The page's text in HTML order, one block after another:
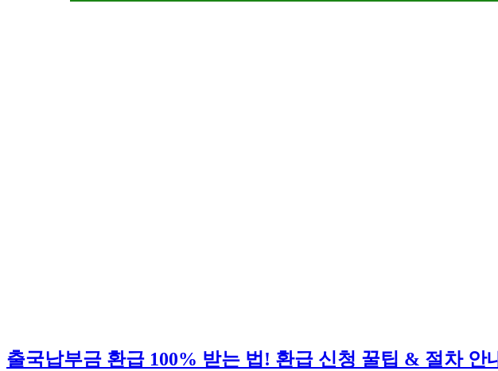
출국납부금 환급 100% 받는 법! 환급 신청 꿀팁 & 절차 안